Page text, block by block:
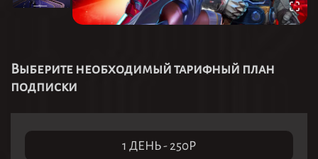
Выберите необходимый тарифный план
подписки
1 ДЕНЬ- 250Р